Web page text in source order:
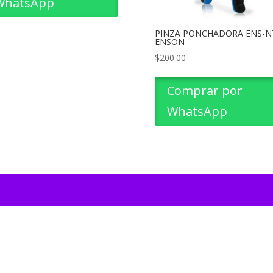
PINZA PONCHADORA ENS-
ENSON
$200.00
Comprar por
WhatsApp